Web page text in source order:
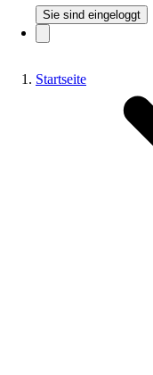
Sie sind eingeloggt
Startseite